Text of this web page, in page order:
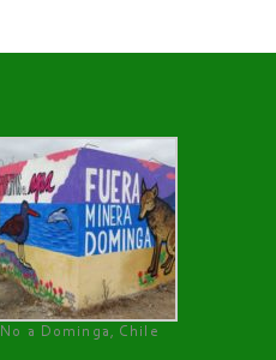
No a Dominga, Chile